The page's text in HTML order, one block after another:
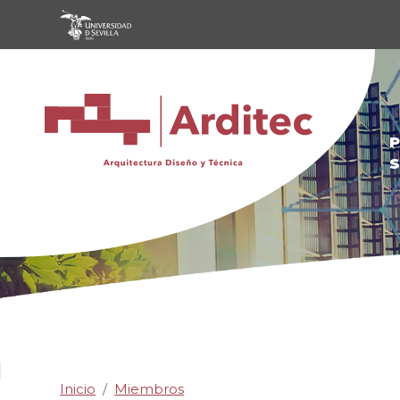
Pasar al contenido principal
Inicio Miembros